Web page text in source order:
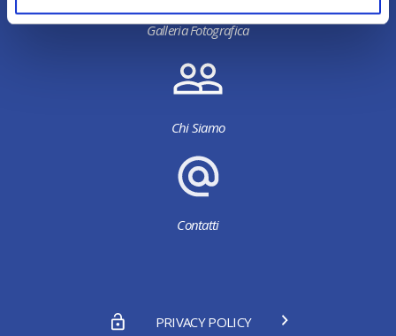
Galleria Fotografica
Chi Siamo
Contatti
PRIVACY POLICY